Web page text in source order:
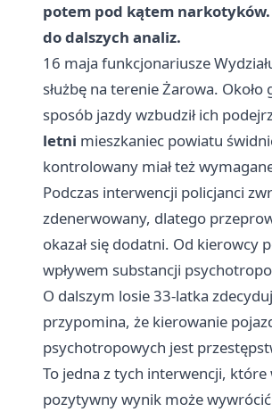
potem pod kątem
do dalszych analiz.
16 maja funkcjonariusze
służbę na terenie Żarowa.
sposób jazdy wzbudził ich
letni mieszkaniec powiatu
kontrolowany miał też
Podczas interwencji policjanci
zdenerwowany, dlatego
okazał się dodatni. Od
wpływem substancji
O dalszym losie 33-latka
przypomina, że kierowanie
psychotropowych jest
To jedna z tych interwencji, które
pozytywny wynik może